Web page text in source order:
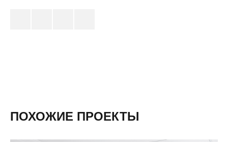
ПОХОЖИЕ ПРОЕКТЫ